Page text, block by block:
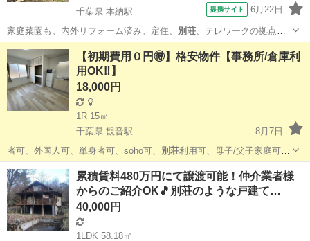
千葉県 本納駅
提携サイト 6月22日
家庭菜園も。内外リフォーム済み。定住、 別荘、テレワークの拠点に
も。
千葉 長生郡 本納駅 中古（マンション/一戸建て）
【初期費用０円🉐】格安物件【事務所/倉庫利
用OK‼️】
18,000円
1R 15㎡
千葉県 観音駅
8月7日
者可、外国人可、単身者可、soho可、 別荘利用可、母子/父子家庭可、
法人利用可、…
千葉 銚子市 観音駅 アパート 物件
累積賃料480万円にて譲渡可能！仲介業者様
からのご紹介OK🎵別荘のような戸建て…
40,000円
1LDK 58.18㎡